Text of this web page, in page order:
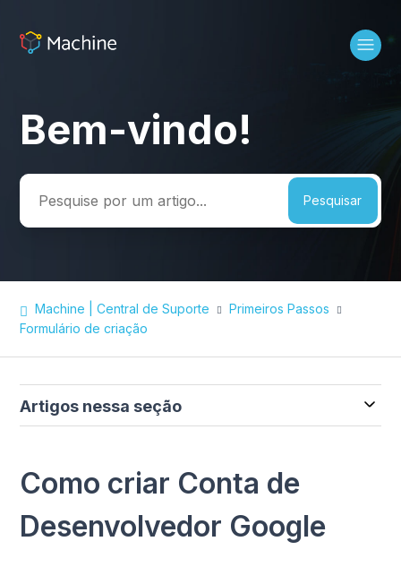
Pesquisa
Bem-vindo!
Machine | Central de Suporte
Primeiros Passos
Formulário de criação
Artigos nessa seção
Como criar Conta de
Desenvolvedor Google